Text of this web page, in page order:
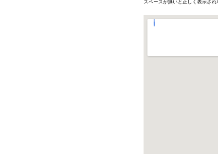
スペースが無いと正しく表示さ